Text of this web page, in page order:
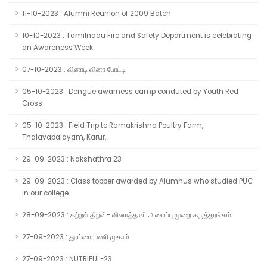
11-10-2023 : Alumni Reunion of 2009 Batch
10-10-2023 : Tamilnadu Fire and Safety Department is celebrating
an Awareness Week
07-10-2023 : வினாடி வினா போட்டி
05-10-2023 : Dengue awarness camp conduted by Youth Red
Cross
05-10-2023 : Field Trip to Ramakrishna Poultry Farm,
Thalavapalayam, Karur.
29-09-2023 : Nakshathra 23
29-09-2023 : Class topper awarded by Alumnus who studied PUC
in our college
28-09-2023 : கற்றல் திறன்- வினாத்தாள் அமைப்பு முறை கருத்தரங்கம்
27-09-2023 : தூய்மை பணி முகாம்
27-09-2023 : NUTRIFUL-23